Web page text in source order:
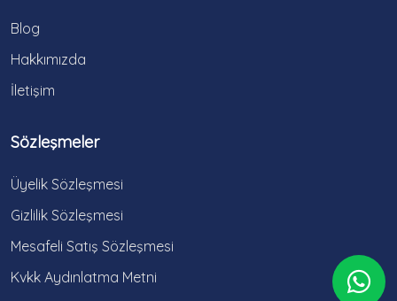
Blog
Hakkımızda
İletişim
Sözleşmeler
Üyelik Sözleşmesi
Gizlilik Sözleşmesi
Mesafeli Satış Sözleşmesi
Kvkk Aydınlatma Metni